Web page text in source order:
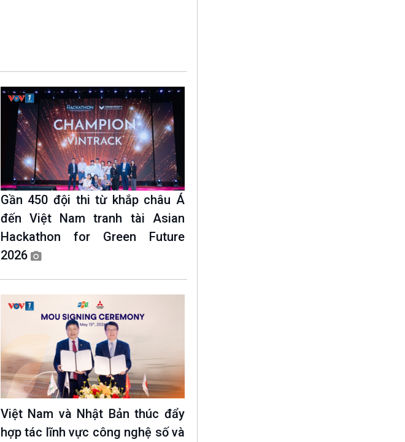
Gần 450 đội thi từ khắp châu Á
đến Việt Nam tranh tài Asian
Hackathon for Green Future
2026
Việt Nam và Nhật Bản thúc đẩy
hợp tác lĩnh vực công nghệ số và